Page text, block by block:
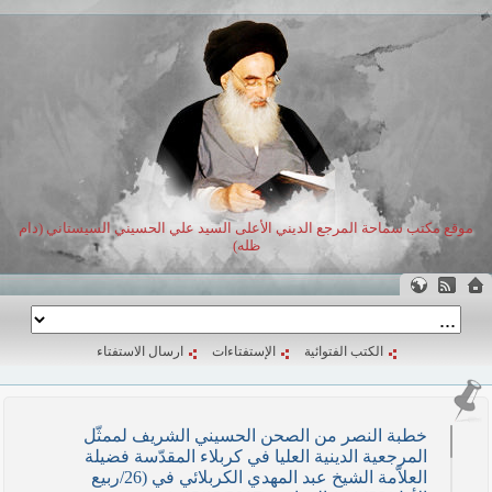
موقع مكتب سماحة المرجع الديني الأعلى السيد علي الحسيني السيستاني (دام
ظله)
الكتب الفتوائية الإستفتاءات ارسال الاستفتاء
خطبة النصر من الصحن الحسيني الشريف لممثّل
المرجعية الدينية العليا في كربلاء المقدّسة فضيلة
العلاّمة الشيخ عبد المهدي الكربلائي في (26/ربيع